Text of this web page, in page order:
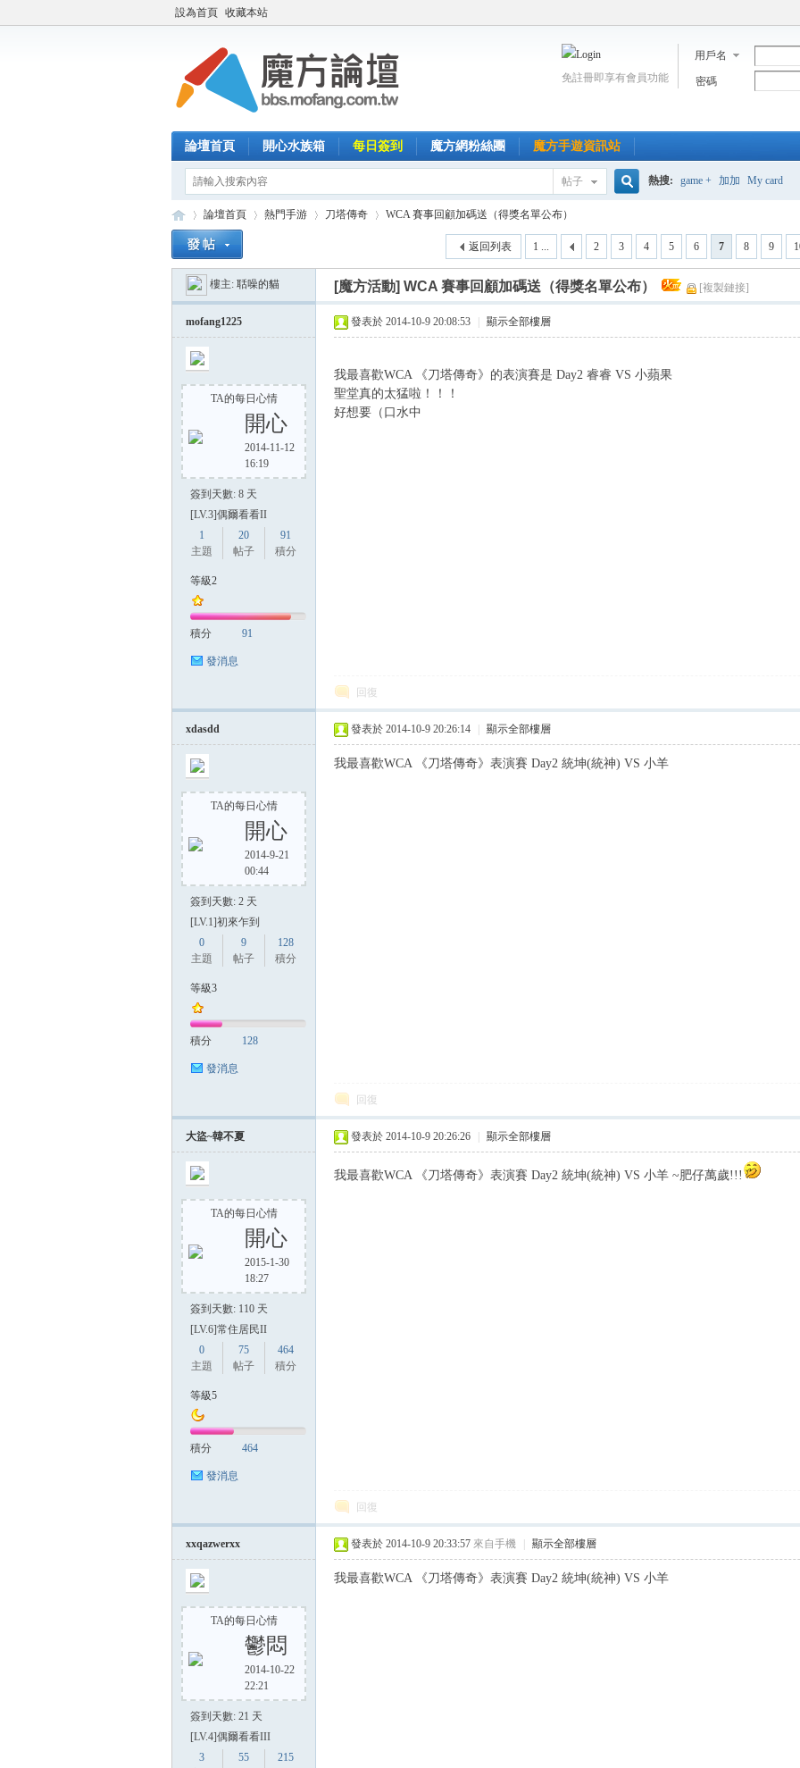
設為首頁 收藏本站
用戶名
密碼
免註冊即享有會員功能
論壇首頁 開心水族箱 每日簽到 魔方網粉絲團 魔方手遊資訊站
帖子
索
熱搜: game + 加加 My card
方
»
論壇首頁 熱門手游 刀塔傳奇
›
WCA 賽事回顧加碼送（得獎名單公布）
1 ... 2 3 4 5 6 7 8 9
返回列表
樓主: 聒噪的貓 [魔方活動] WCA 賽事回顧加碼送（得獎名單公布） [複製鏈接]
mofang1225
TA的每日心情
開心
2014-11-12
16:19
簽到天數: 8 天
[LV.3]偶爾看看II
1
主題
20
帖子
91
積分
等級2
積分 91
發消息
發表於 2014-10-9 20:08:53 顯示全部樓層
我最喜歡WCA 《刀塔傳奇》的表演賽是 Day2 睿睿 VS 小蘋果
聖堂真的太猛啦！！！
好想要（口水中
回復
xdasdd
TA的每日心情
開心
2014-9-21
00:44
簽到天數: 2 天
[LV.1]初來乍到
0
主題
9
帖子
128
積分
等級3
積分 128
發消息
發表於 2014-10-9 20:26:14 顯示全部樓層
我最喜歡WCA 《刀塔傳奇》表演賽 Day2 統坤(統神) VS 小羊
回復
大盜~韓不夏
TA的每日心情
開心
2015-1-30
18:27
簽到天數: 110 天
[LV.6]常住居民II
0
主題
75
帖子
464
積分
等級5
積分 464
發消息
發表於 2014-10-9 20:26:26 顯示全部樓層
我最喜歡WCA 《刀塔傳奇》表演賽 Day2 統坤(統神) VS 小羊 ~肥仔萬歲!!!
回復
xxqazwerxx
TA的每日心情
鬱悶
2014-10-22
22:21
簽到天數: 21 天
[LV.4]偶爾看看III
3
55
215
發表於 2014-10-9 20:33:57 來自手機 顯示全部樓層
我最喜歡WCA 《刀塔傳奇》表演賽 Day2 統坤(統神) VS 小羊